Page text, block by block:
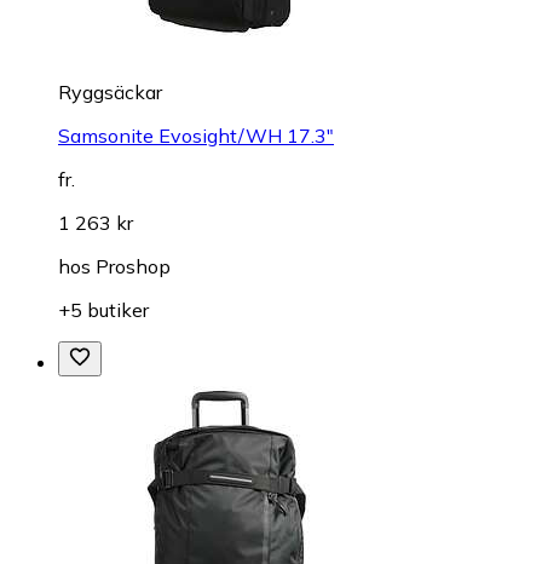
Ryggsäckar
Samsonite Evosight/WH 17.3"
fr.
1 263 kr
hos Proshop
+5 butiker